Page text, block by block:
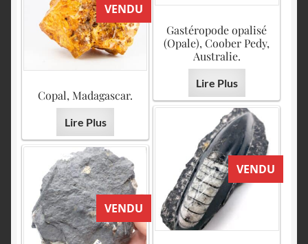
Gastéropode opalisé
(Opale), Coober Pedy,
Australie.
Lire Plus
VENDU
Copal, Madagascar.
Lire Plus
VENDU
VENDU